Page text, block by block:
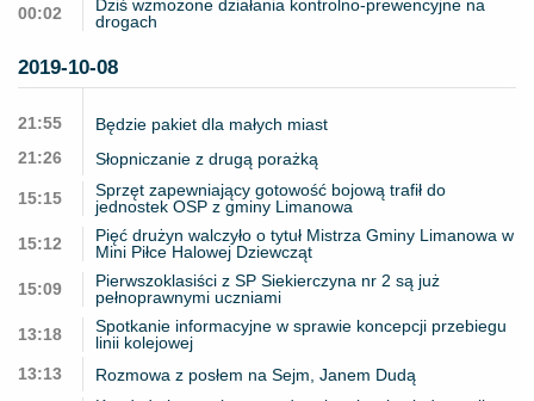
00:02
Dziś wzmożone działania kontrolno-prewencyjne na
drogach
2019-10-08
21:55
Będzie pakiet dla małych miast
21:26
Słopniczanie z drugą porażką
15:15
Sprzęt zapewniający gotowość bojową trafił do
jednostek OSP z gminy Limanowa
15:12
Pięć drużyn walczyło o tytuł Mistrza Gminy Limanowa w
Mini Piłce Halowej Dziewcząt
15:09
Pierwszoklasiści z SP Siekierczyna nr 2 są już
pełnoprawnymi uczniami
13:18
Spotkanie informacyjne w sprawie koncepcji przebiegu
linii kolejowej
13:13
Rozmowa z posłem na Sejm, Janem Dudą